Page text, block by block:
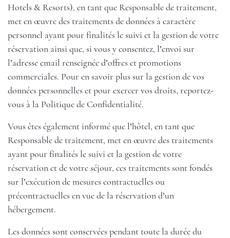
Hotels & Resorts), en tant que Responsable de traitement,
met en œuvre des traitements de données à caractère
personnel ayant pour finalités le suivi et la gestion de votre
réservation ainsi que, si vous y consentez, l’envoi sur
l’adresse email renseignée d’offres et promotions
commerciales. Pour en savoir plus sur la gestion de vos
données personnelles et pour exercer vos droits, reportez-
vous à la Politique de Confidentialité.
Vous êtes également informé que l’hôtel, en tant que
Responsable de traitement, met en œuvre des traitements
ayant pour finalités le suivi et la gestion de votre
réservation et de votre séjour, ces traitements sont fondés
sur l’exécution de mesures contractuelles ou
précontractuelles en vue de la réservation d’un
hébergement.
Les données sont conservées pendant toute la durée du